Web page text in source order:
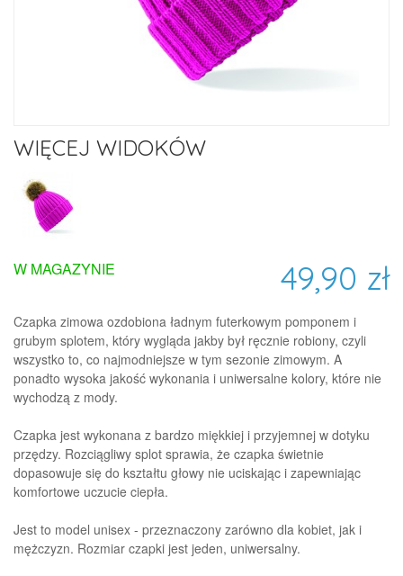
WIĘCEJ WIDOKÓW
49,90 zł
W MAGAZYNIE
Czapka zimowa ozdobiona ładnym futerkowym pomponem i
grubym splotem, który wygląda jakby był ręcznie robiony, czyli
wszystko to, co najmodniejsze w tym sezonie zimowym. A
ponadto wysoka jakość wykonania i uniwersalne kolory, które nie
wychodzą z mody.
Czapka jest wykonana z bardzo miękkiej i przyjemnej w dotyku
przędzy. Rozciągliwy splot sprawia, że czapka świetnie
dopasowuje się do kształtu głowy nie uciskając i zapewniając
komfortowe uczucie ciepła.
Jest to model unisex - przeznaczony zarówno dla kobiet, jak i
mężczyzn. Rozmiar czapki jest jeden, uniwersalny.